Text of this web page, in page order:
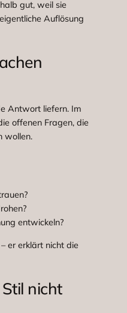
gut, weil sie
Auflösung
Antwort liefern. Im
offenen Fragen, die
wollen.
entwickeln?
er erklärt nicht die
nicht